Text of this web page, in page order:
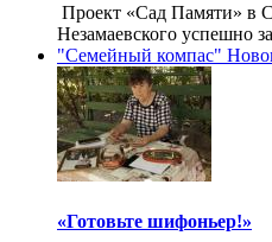
Проект «Сад Памяти» в
Незамаевского успешно
"Семейный компас"
«Готовьте шифоньер!»